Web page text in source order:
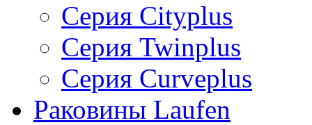
Серия Cityplus
Серия Twinplus
Серия Curveplus
Раковины Laufen